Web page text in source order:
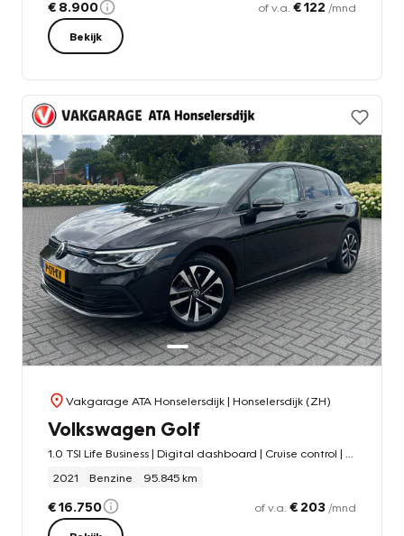
€ 8.900 of v.a. € 122 /mnd
Bekijk
Vakgarage ATA Honselersdijk| Honselersdijk (ZH)
Volkswagen Golf
2021
Benzine 95.845 km
€ 16.750 of v.a. € 203 /mnd